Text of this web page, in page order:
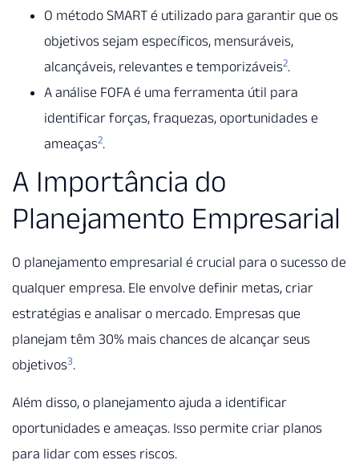
O método SMART é utilizado para garantir que os
objetivos sejam específicos, mensuráveis,
alcançáveis, relevantes e temporizáveis2.
A análise FOFA é uma ferramenta útil para
identificar forças, fraquezas, oportunidades e
ameaças2.
A Importância do
Planejamento Empresarial
O planejamento empresarial é crucial para o sucesso de
qualquer empresa. Ele envolve definir metas, criar
estratégias e analisar o mercado. Empresas que
planejam têm 30% mais chances de alcançar seus
objetivos3.
Além disso, o planejamento ajuda a identificar
oportunidades e ameaças. Isso permite criar planos
para lidar com esses riscos.